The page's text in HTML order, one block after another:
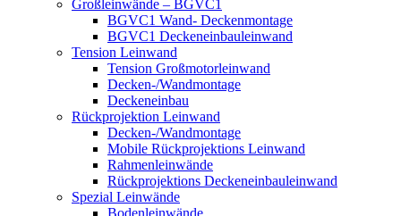
Großleinwände – BGVC1
BGVC1 Wand- Deckenmontage
BGVC1 Deckeneinbauleinwand
Tension Leinwand
Tension Großmotorleinwand
Decken-/Wandmontage
Deckeneinbau
Rückprojektion Leinwand
Decken-/Wandmontage
Mobile Rückprojektions Leinwand
Rahmenleinwände
Rückprojektions Deckeneinbauleinwand
Spezial Leinwände
Bodenleinwände